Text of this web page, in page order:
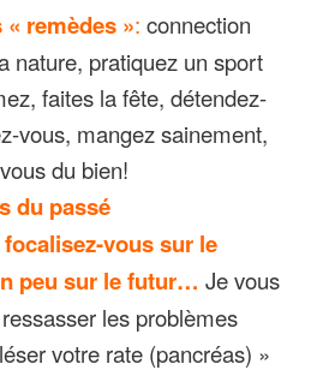
remèdes »: connection
nature, pratiquez un sport
faites la fête, détendez-
vous, mangez sainement,
du bien!
du passé
vous sur le
peu sur le futur… Je vous
les problèmes
votre rate (pancréas) »